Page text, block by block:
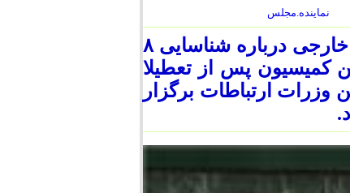
عضو هیئت رئیسه كميسيون امنيت ملی و سیاست خارجی درباره شناسایی ۸
کمیسیون پس از تعطیلا
ارتباطات برگزار